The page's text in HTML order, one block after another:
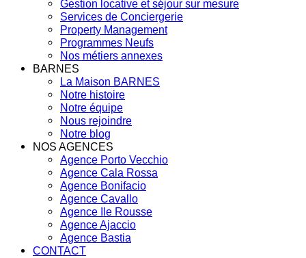
Gestion locative et séjour sur mesure
Services de Conciergerie
Property Management
Programmes Neufs
Nos métiers annexes
BARNES
La Maison BARNES
Notre histoire
Notre équipe
Nous rejoindre
Notre blog
NOS AGENCES
Agence Porto Vecchio
Agence Cala Rossa
Agence Bonifacio
Agence Cavallo
Agence Ile Rousse
Agence Ajaccio
Agence Bastia
CONTACT